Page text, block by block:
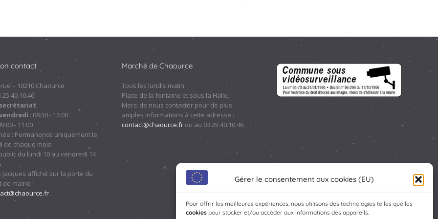
Gérer le consentement aux cookies (EU)
Pour offrir les meilleures expériences, nous utilisons des technologies telles que les
cookies pour stocker et/ou accéder aux informations des appareils.
contact
– 10210 Chaource
: 08:30 - 12:00
- 11:00
: Permanence uniquement le
de chaque mois.
du lundi 10 au vendredi 14
Jacques affiché sur la porte du
de mairie !
Marché de Chaource
Tous les lundis matin.
Place de la fontaine et sous la Halle.
Merci de nous contacter pour de plus
amples informations à cette adresse :
contact@chaource.fr ou au 03.25.40.10.46